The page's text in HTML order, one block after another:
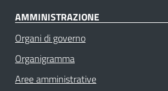
AMMINISTRAZIONE
Organi di governo
Organigramma
Aree amministrative